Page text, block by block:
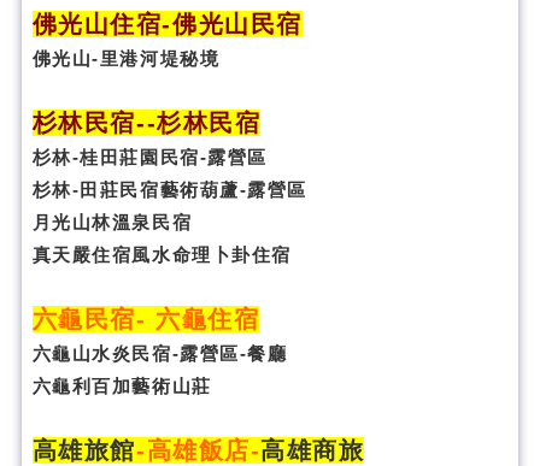
佛光山住宿-佛光山民宿
佛光山-里港河堤秘境
杉林民宿--杉林民宿
杉林-桂田莊園民宿-露營區
杉林-田莊民宿藝術葫蘆-露營區
月光山林溫泉民宿
真天嚴住宿風水命理卜卦住宿
六龜民宿- 六龜住宿
六龜山水炎民宿-露營區-餐廳
六龜利百加藝術山莊
高雄旅館-高雄飯店-高雄商旅